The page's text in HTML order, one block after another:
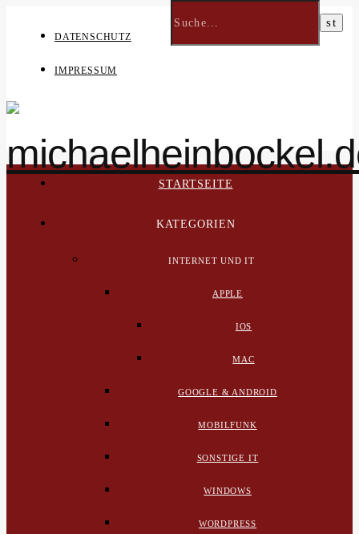
DATENSCHUTZ
IMPRESSUM
STARTSEITE
KATEGORIEN
INTERNET UND IT
APPLE
IOS
MAC
GOOGLE & ANDROID
MOBILFUNK
SONSTIGE IT
WINDOWS
WORDPRESS